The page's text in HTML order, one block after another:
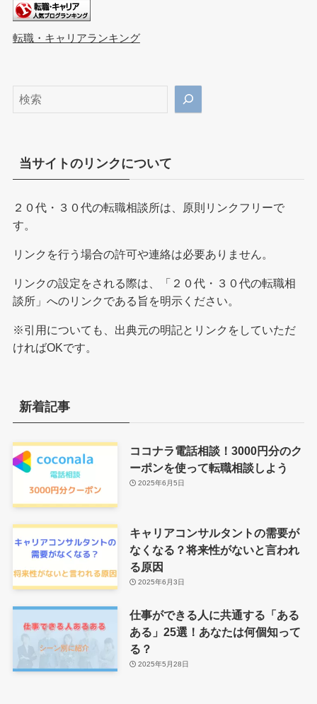
転職・キャリアランキング
検
索
当サイトのリンクについて
２０代・３０代の転職相談所は、原則リンクフリーで
す。
リンクを行う場合の許可や連絡は必要ありません。
リンクの設定をされる際は、「２０代・３０代の転職相
談所」へのリンクである旨を明示ください。
※引用についても、出典元の明記とリンクをしていただ
ければOKです。
新着記事
ココナラ電話相談！3000円分のク
ーポンを使って転職相談しよう
2025年6月5日
キャリアコンサルタントの需要が
なくなる？将来性がないと言われ
る原因
2025年6月3日
仕事ができる人に共通する「ある
ある」25選！あなたは何個知って
る？
2025年5月28日